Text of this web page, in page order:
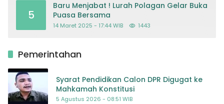
5
Baru Menjabat ! Lurah Polagan Gelar Buka
Puasa Bersama
14 Maret 2025 - 17:44 WIB 1443
Pemerintahan
Syarat Pendidikan Calon DPR Digugat ke
Mahkamah Konstitusi
5 Agustus 2026 - 08:51 WIB